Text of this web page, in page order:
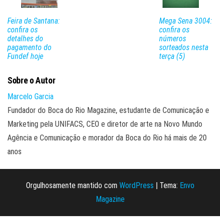
Feira de Santana:
confira os
detalhes do
pagamento do
Fundef hoje
Mega Sena 3004:
confira os
números
sorteados nesta
terça (5)
Sobre o Autor
Marcelo Garcia
Fundador do Boca do Rio Magazine, estudante de Comunicação e
Marketing pela UNIFACS, CEO e diretor de arte na Novo Mundo
Agência e Comunicação e morador da Boca do Rio há mais de 20
anos
Orgulhosamente mantido com WordPress Tema: Envo
Magazine